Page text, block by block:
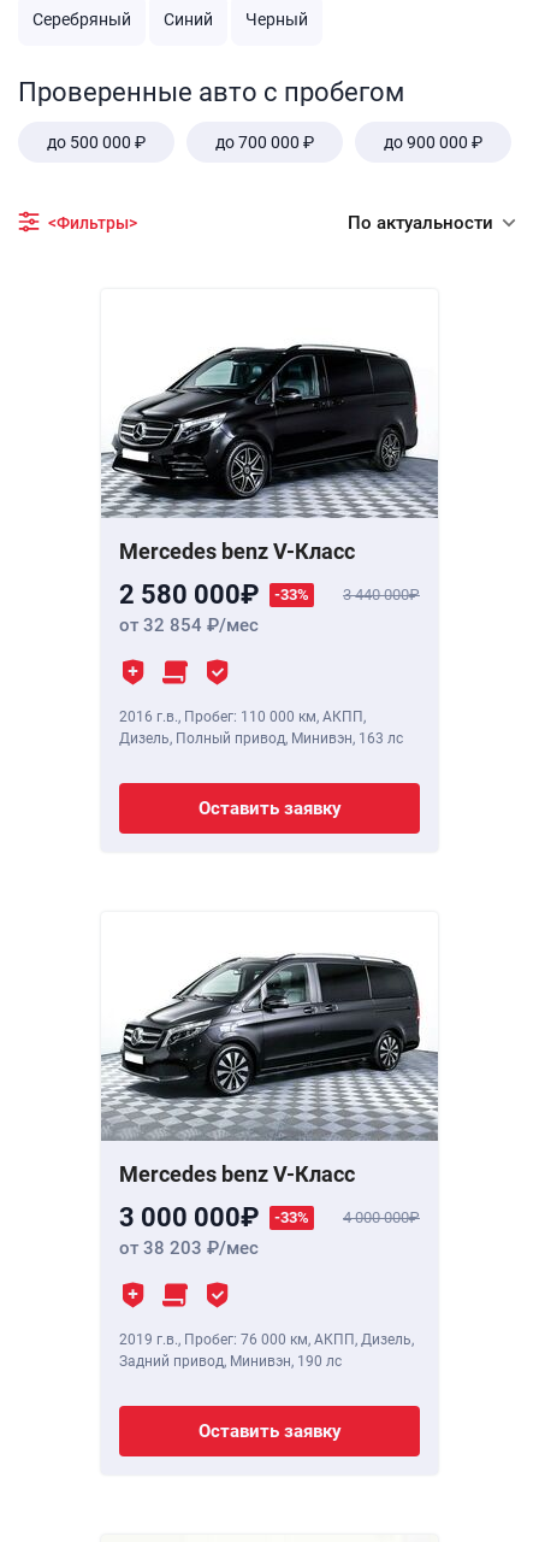
Серебряный Синий Черный
Проверенные авто с пробегом
до 500 000 ₽ до 700 000 ₽ до 900 000 ₽
<Фильтры> По актуальности
Mercedes benz V-Класс
2 580 000 -33% 3 440 000
от 32 854 /мес
2016 г.в., Пробег: 110 000 км, АКПП,
Дизель, Полный привод, Минивэн, 163 лс
Оставить заявку
Mercedes benz V-Класс
3 000 000 -33% 4 000 000
от 38 203 /мес
2019 г.в., Пробег: 76 000 км, АКПП, Дизель,
Задний привод, Минивэн, 190 лс
Оставить заявку